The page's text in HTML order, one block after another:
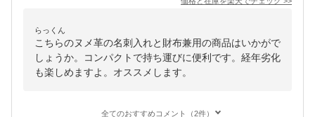
らっくん
こちらのヌメ革の名刺入れと財布兼用の商品はいかがで
しょうか。コンパクトで持ち運びに便利です。経年劣化
も楽しめますよ。オススメします。
全てのおすすめコメント（2件）